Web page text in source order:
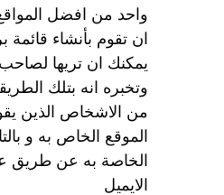
واحد من افضل
يمكنك ان تريها لصاحب
وتخبره انه بتلك
من الاشخاص الذين
الموقع الخاص به و
الخاصة به عن طريق
الايميل